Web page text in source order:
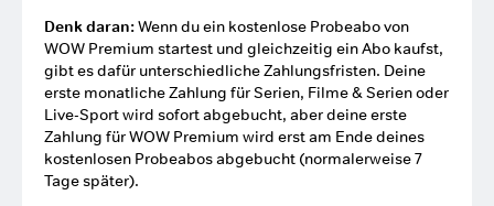
Denk daran:Wenn du ein kostenlose Probeabo von
WOW Premium startest und gleichzeitig ein Abo kaufst,
gibt es dafür unterschiedliche Zahlungsfristen. Deine
erste monatliche Zahlung für Serien, Filme & Serien oder
Live-Sport wird sofort abgebucht, aber deine erste
Zahlung für WOW Premium wird erst am Ende deines
kostenlosen Probeabos abgebucht (normalerweise 7
Tage später).